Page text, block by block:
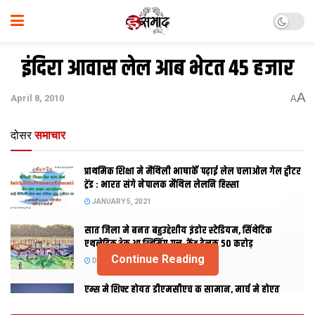
इंदिरा आवास लेल आब भेटत 45 हजार
April 8, 2010 AA
दोसर समाचार
प्राथमिक शि‍क्षा मे मैथि‍ली भाषाकेँ पढ़ाई लेल चलाओल गेल ट्वीटर
ट्रेंड : भारत संगे नेपालक मैथिल लेलनि हिस्सा
JANUARY 5, 2021
सात जिला मे बनत बहुउद्देशीय इंडोर स्‍टेडि‍यम, सिंथेटिक
एथलेटिक ट्रेक आ स्विमिंग पुल, केंद्र देलक 50 करोड़
DECEMBER 26, 2020
एम्स मे शिफ्ट होयत डीएमसीएच क सामान, मार्च मे होएत
Continue Reading